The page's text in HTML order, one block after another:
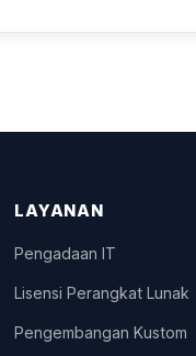
LAYANAN
Pengadaan IT
Lisensi Perangkat Lunak
Pengembangan Kustom